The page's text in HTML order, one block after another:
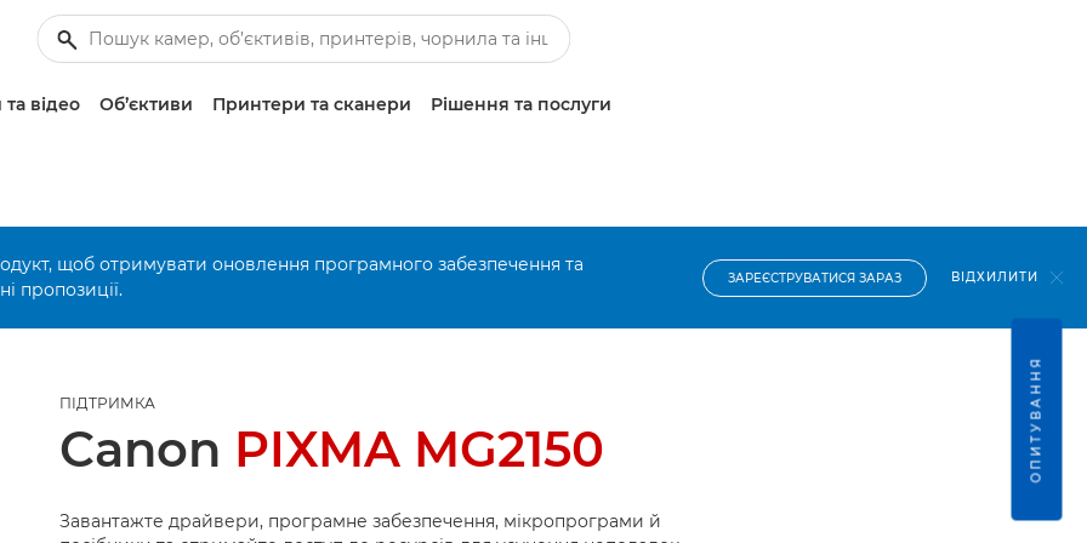
відео Об’єктиви Принтери та сканери Рішення та послуги
щоб отримувати оновлення програмного забезпечення та
пропозиції.
ЗАРЕЄСТРУВАТИСЯ ЗАРАЗ ВІДХИЛИТИ
ПІДТРИМКА
Canon PIXMA MG2150
Завантажте драйвери, програмне забезпечення, мікропрограми й
ОПИТУВАННЯ